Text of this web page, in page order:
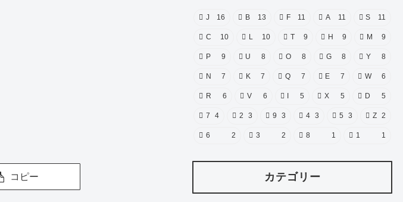
コピー
J 16 B 13 F 11 A 11 S 11
C 10 L 10 T 9 H 9 M 9
P 9 U 8 O 8 G 8 Y 8
N 7 K 7 Q 7 E 7 W 6
R 6 V 6 5 X 5 D 5
7 4 2 3 9 3 4 3 5 3 Z 2
6 2 3 2 8 1 1 1
カテゴリー